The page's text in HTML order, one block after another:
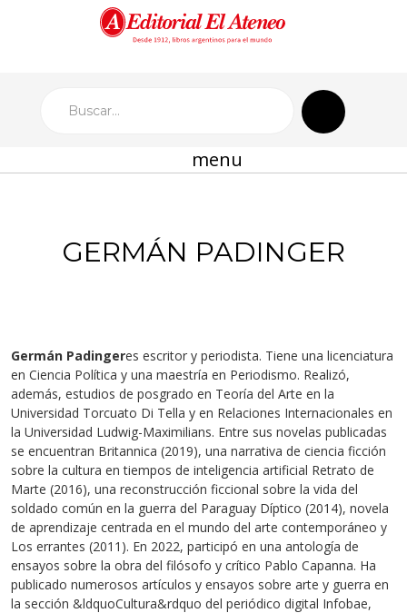
menu
GERMÁN PADINGER
Germán Padingeres escritor y periodista. Tiene una licenciatura
en Ciencia Política y una maestría en Periodismo. Realizó,
además, estudios de posgrado en Teoría del Arte en la
Universidad Torcuato Di Tella y en Relaciones Internacionales en
la Universidad Ludwig-Maximilians. Entre sus novelas publicadas
se encuentran Britannica (2019), una narrativa de ciencia ficción
sobre la cultura en tiempos de inteligencia artificial Retrato de
Marte (2016), una reconstrucción ficcional sobre la vida del
soldado común en la guerra del Paraguay Díptico (2014), novela
de aprendizaje centrada en el mundo del arte contemporáneo y
Los errantes (2011). En 2022, participó en una antología de
ensayos sobre la obra del filósofo y crítico Pablo Capanna. Ha
publicado numerosos artículos y ensayos sobre arte y guerra en
la sección &ldquoCultura&rdquo del periódico digital Infobae,